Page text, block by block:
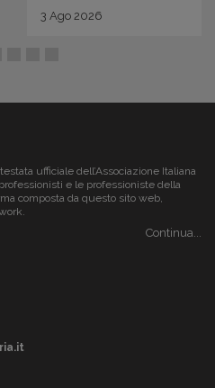
3 Ago 2026
ufficiale dell’Associazione Italiana
e le professioniste della
composta da questo sito web,
Continua...